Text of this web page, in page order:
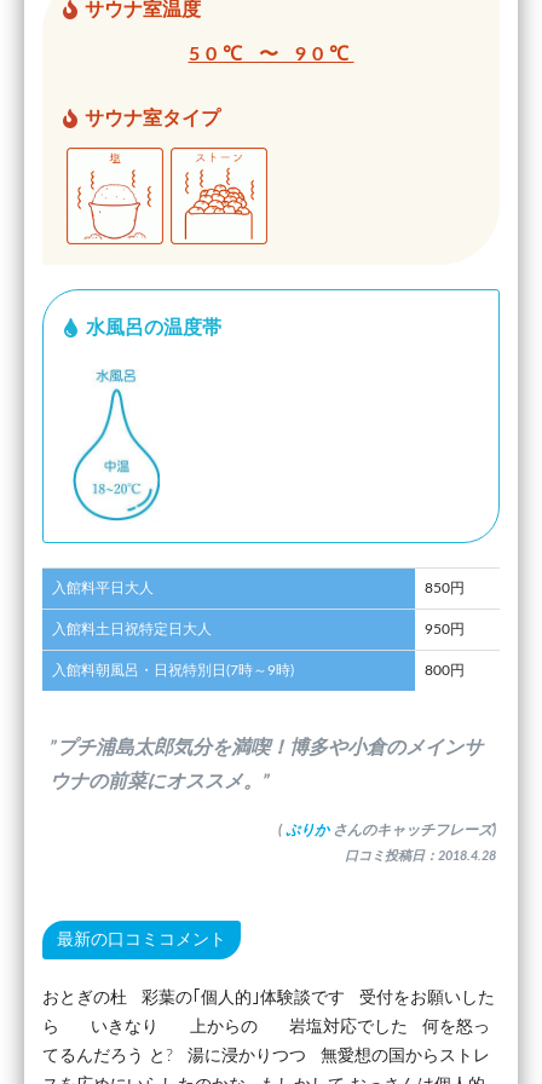
サウナ室温度
50℃ 〜 90℃
サウナ室タイプ
水風呂の温度帯
入館料平日大人 850円
入館料土日祝特定日大人 950円
入館料朝風呂・日祝特別日(7時～9時) 800円
”プチ浦島太郎気分を満喫！博多や小倉のメインサ
ウナの前菜にオススメ。”
( ぷりか さんのキャッチフレーズ)
口コミ投稿日：2018.4.28
最新の口コミコメント
おとぎの杜 彩葉の｢個人的｣体験談です 受付をお願いした
ら いきなり 上からの 岩塩対応でした 何を怒っ
てるんだろう と? 湯に浸かりつつ 無愛想の国からストレ